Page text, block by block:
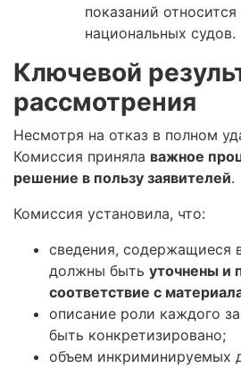
показаний
национальных судов.
Ключевой
рассмотрения
Несмотря на отказ в полном
Комиссия приняла важное
решение в пользу заявителей.
Комиссия установила, что:
сведения, содержащиеся
должны быть уточнены и
соответствие с
описание роли каждого
быть конкретизировано;
объем инкриминируемых